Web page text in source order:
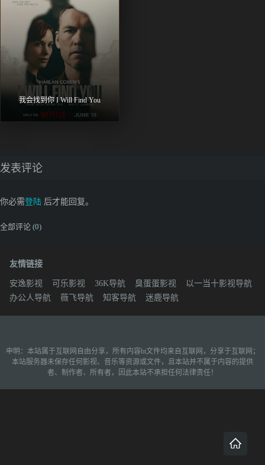
我会找到你 I Will Find You
发表评论
你必需登陆 后才能回复。
全部评论 (0)
友情链接
安逸影视 可乐影视 36K导航 臭蛋蛋影视
以一当十影视导航
办公人导航
薇飞导航 知客导航 迷鹿导航
申明：本站属于互联网自由分享，所有内容bt文件均来自互联网，分享于互联网；
本站服务器未保存任何影视、音乐等资源或文件，且本站并不属于内容的提供
者、制作者、所有者，因此本站不承担任何法律责任！